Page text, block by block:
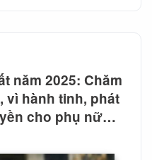
năm 2025: Chăm
vì hành tinh, phát
cho phụ nữ…